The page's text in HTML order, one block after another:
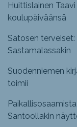
Huittislainen
koulupäiväänsä
Satosen
Sastamalassakin
Suodenniemen
toimii
Santoollakin